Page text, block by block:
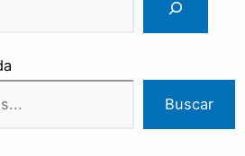
Buscar